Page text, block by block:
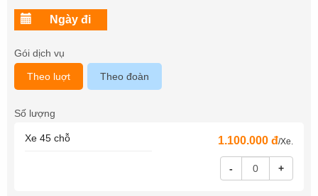
Gói dịch vụ
Theo luợt Theo đoàn
Số lượng
Xe 45 chỗ 1.100.000 đ/Xe.
- +